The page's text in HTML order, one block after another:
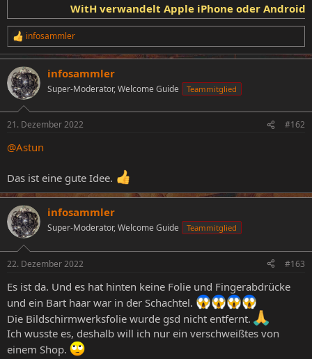
WitH verwandelt Apple iPhone oder
R
e
a
k
t
i
e
:
infosammler
infosammler
Super-Moderator, Welcome Guide Teammitglied
21. Dezember 2022 #162
@Astun
Das ist eine gute Idee.
infosammler
Super-Moderator, Welcome Guide Teammitglied
22. Dezember 2022 #163
Es ist da. Und es hat hinten keine Folie und Fingerabdrücke
und ein Bart haar war in der Schachtel.
Die Bildschirmwerksfolie wurde gsd nicht entfernt.
Ich wusste es, deshalb will ich nur ein verschweißtes von
einem Shop.